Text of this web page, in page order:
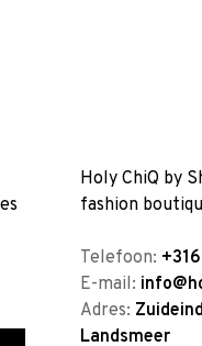
Holy ChiQ by
fashion
Telefoon:
E-mail:
Adres:
Landsmeer